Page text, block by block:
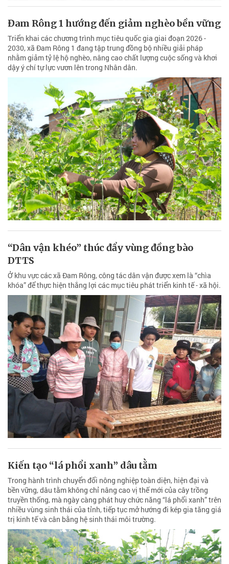
Đam Rông 1 hướng đến giảm nghèo bền vững
Triển khai các chương trình mục tiêu quốc gia giai đoạn 2026 -
2030, xã Đam Rông 1 đang tập trung đồng bộ nhiều giải pháp
nhằm giảm tỷ lệ hộ nghèo, nâng cao chất lượng cuộc sống và khơi
dậy ý chí tự lực vươn lên trong Nhân dân.
“Dân vận khéo” thúc đẩy vùng đồng bào
DTTS
Ở khu vực các xã Đam Rông, công tác dân vận được xem là “chìa
khóa” để thực hiện thắng lợi các mục tiêu phát triển kinh tế - xã hội.
Kiến tạo “lá phổi xanh” dâu tằm
Trong hành trình chuyển đổi nông nghiệp toàn diện, hiện đại và
bền vững, dâu tằm không chỉ nâng cao vị thế mới của cây trồng
truyền thống, mà ngày càng phát huy chức năng “lá phổi xanh” trên
nhiều vùng sinh thái của tỉnh, tiếp tục mở hướng đi kép gia tăng giá
trị kinh tế và cân bằng hệ sinh thái môi trường.